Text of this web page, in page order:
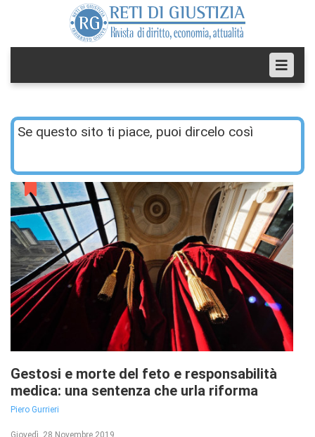
Se questo sito ti piace, puoi dircelo così
Gestosi e morte del feto e responsabilità
medica: una sentenza che urla riforma
Piero Gurrieri
Giovedì, 28 Novembre 2019